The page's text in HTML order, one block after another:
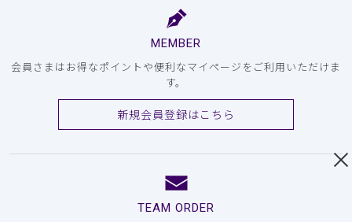
MEMBER
会員さまはお得なポイントや便利なマイページをご利用いただけま
す。
新規会員登録はこちら
TEAM ORDER